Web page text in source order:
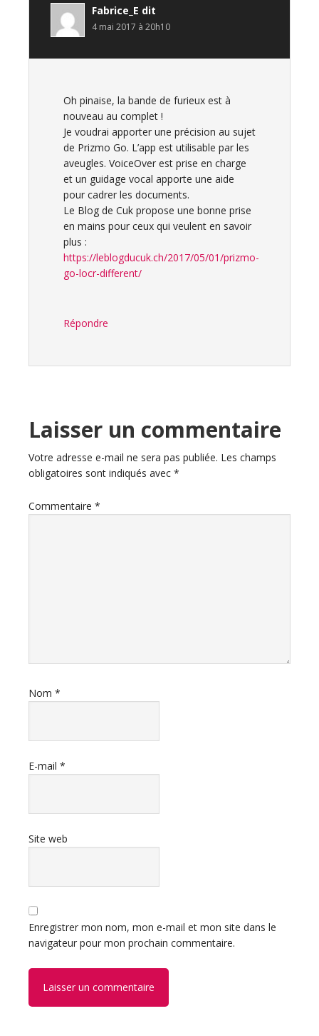
Fabrice_E dit
4 mai 2017 à 20h10
Oh pinaise, la bande de furieux est à
nouveau au complet !
Je voudrai apporter une précision au sujet
de Prizmo Go. L’app est utilisable par les
aveugles. VoiceOver est prise en charge
et un guidage vocal apporte une aide
pour cadrer les documents.
Le Blog de Cuk propose une bonne prise
en mains pour ceux qui veulent en savoir
plus :
https://leblogducuk.ch/2017/05/01/prizmo-
go-locr-different/
Répondre
Laisser un commentaire
Votre adresse e-mail ne sera pas publiée. Les champs
obligatoires sont indiqués avec *
Commentaire *
Nom *
E-mail *
Site web
Enregistrer mon nom, mon e-mail et mon site dans le
navigateur pour mon prochain commentaire.